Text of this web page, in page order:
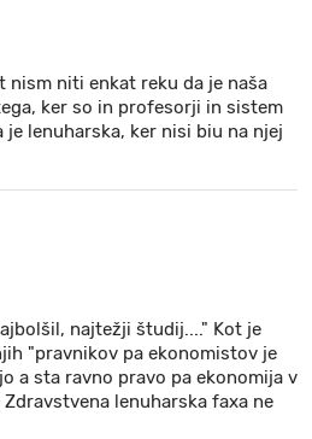
nism niti enkat reku da je naša
ker so in profesorji in sistem
je lenuharska, ker nisi biu na njej
najtežji študij...." Kot je
"pravnikov pa ekonomistov je
a sta ravno pravo pa ekonomija v
lenuharska faxa ne